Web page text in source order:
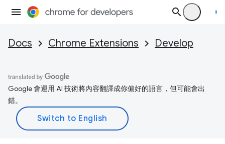
Docs Chrome Extensions Develop
Google 會運用 AI 技術將內容翻譯成你偏好的語言，但可能會出
錯。